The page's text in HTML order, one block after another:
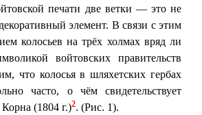
печати две ветки — это не
элемент. В связи с этим
колосьев на трёх холмах вряд ли
войтовских правительств
что колосья в шляхетских гербах
часто, о чём свидетельствует
(1804 г.)2. (Рис. 1).